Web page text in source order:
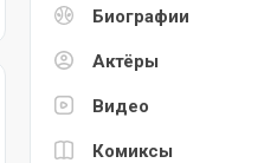
Биографии
Актёры
Видео
Комиксы